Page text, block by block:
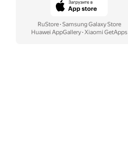
RuStore· Samsung Galaxy Store
Huawei AppGallery· Xiaomi GetApps